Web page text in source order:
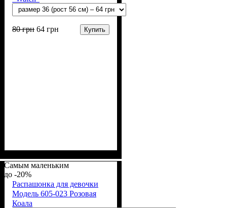
80грн 64 грн Купить
Самым маленьким
-20%
Распашонка для девочки
Модель 605-023 Розовая
Коала